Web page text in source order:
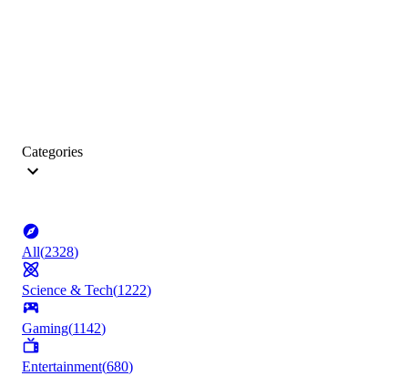
Categories
All(2328)
Science & Tech(1222)
Gaming(1142)
Entertainment(680)